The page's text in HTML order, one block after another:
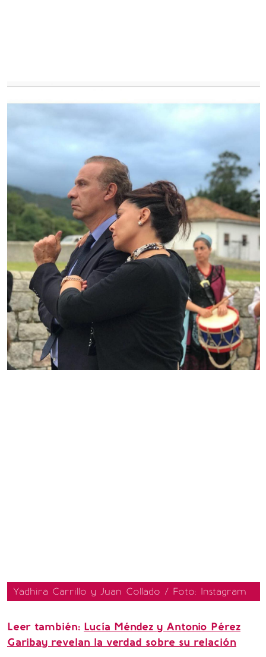
Yadhira Carrillo y Juan Collado / Foto: Instagram
Leer también: Lucía Méndez y Antonio Pérez
Garibay revelan la verdad sobre su relación